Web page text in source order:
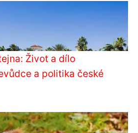
Život a dílo
a politika české